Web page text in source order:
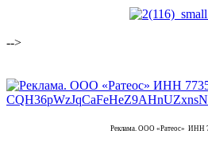
-->
Реклама. ООО «Ратеос» ИНН